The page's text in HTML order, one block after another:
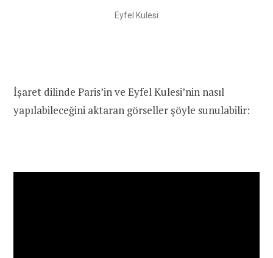
Eyfel Kulesi
İşaret dilinde Paris’in ve Eyfel Kulesi’nin nasıl
yapılabileceğini aktaran görseller şöyle sunulabilir: